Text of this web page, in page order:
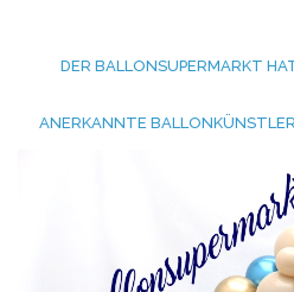
DER BALLONSUPERMARKT
ANERKANNTE